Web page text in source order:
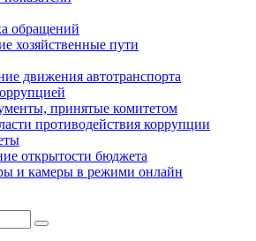
обращений
хозяйственные пути
движения автотранспорта
принятые комитетом
противодействия коррупции
открытости бюджета
и камеры в режими онлайн